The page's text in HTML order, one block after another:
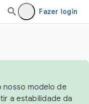
Fazer login
nosso modelo de
a estabilidade da